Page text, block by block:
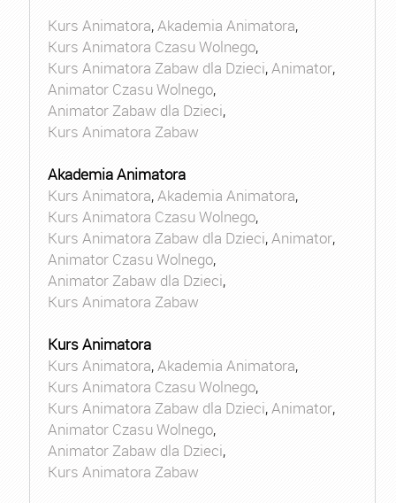
Kurs Animatora,Akademia Animatora,
Kurs Animatora Czasu Wolnego,
Kurs Animatora Zabaw dla Dzieci,Animator,
Animator Czasu Wolnego,
Animator Zabaw dla Dzieci,
Kurs Animatora Zabaw
Akademia Animatora
Kurs Animatora,Akademia Animatora,
Kurs Animatora Czasu Wolnego,
Kurs Animatora Zabaw dla Dzieci,Animator,
Animator Czasu Wolnego,
Animator Zabaw dla Dzieci,
Kurs Animatora Zabaw
Kurs Animatora
Kurs Animatora,Akademia Animatora,
Kurs Animatora Czasu Wolnego,
Kurs Animatora Zabaw dla Dzieci,Animator,
Animator Czasu Wolnego,
Animator Zabaw dla Dzieci,
Kurs Animatora Zabaw